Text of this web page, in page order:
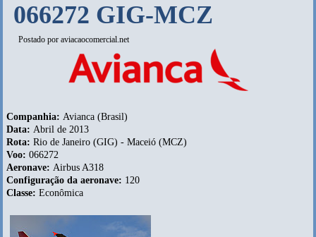
066272 GIG-MCZ
Postado poraviacaocomercial.net
Companhia: Avianca (Brasil)
Data: Abril de 2013
Rota:Rio de Janeiro (GIG) - Maceió (MCZ)
Voo:066272
Aeronave: Airbus A318
Configuração da aeronave: 120
Classe:Econômica